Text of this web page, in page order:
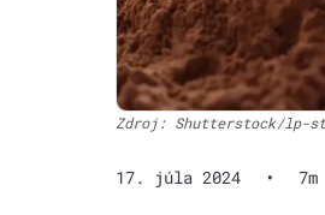
Zdroj: Shutterstock/lp-
17. júla 2024 •